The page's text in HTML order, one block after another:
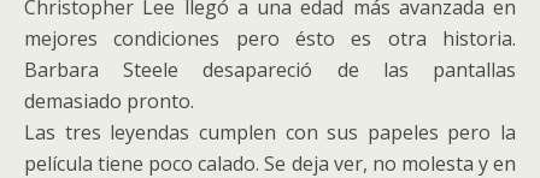
Christopher Lee llegó a una edad más avanzada en
mejores condiciones pero ésto es otra historia.
Barbara Steele desapareció de las pantallas
demasiado pronto.
Las tres leyendas cumplen con sus papeles pero la
película tiene poco calado. Se deja ver, no molesta y en